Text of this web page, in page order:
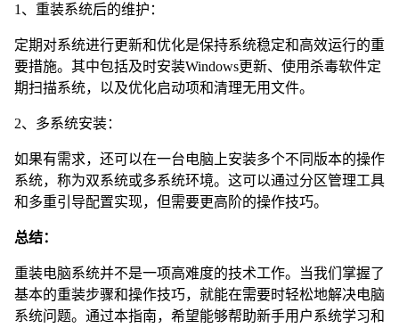
1、重装系统后的维护：
定期对系统进行更新和优化是保持系统稳定和高效运行的重
要措施。其中包括及时安装Windows更新、使用杀毒软件定
期扫描系统，以及优化启动项和清理无用文件。
2、多系统安装：
如果有需求，还可以在一台电脑上安装多个不同版本的操作
系统，称为双系统或多系统环境。这可以通过分区管理工具
和多重引导配置实现，但需要更高阶的操作技巧。
总结：
重装电脑系统并不是一项高难度的技术工作。当我们掌握了
基本的重装步骤和操作技巧，就能在需要时轻松地解决电脑
系统问题。通过本指南，希望能够帮助新手用户系统学习和